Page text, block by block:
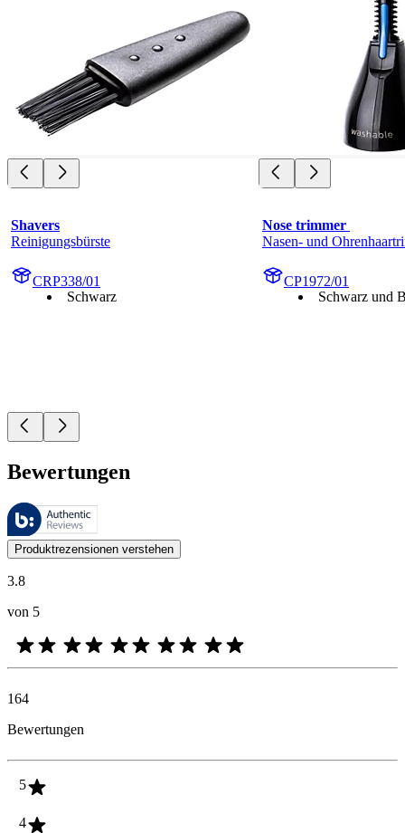
Shavers
Reinigungsbürste
CRP338/01
Schwarz
Nose trimmer
Nasen- und
CP1972/01
Schwarz und
Bewertungen
Diese Bewertungen werden von Bazaarvoice verwaltet und
Kundenmeinungen in Form von Produkt- und Sternebewertungen
Produktrezensionen verstehen
3.8
von 5
164
Bewertungen
5
4